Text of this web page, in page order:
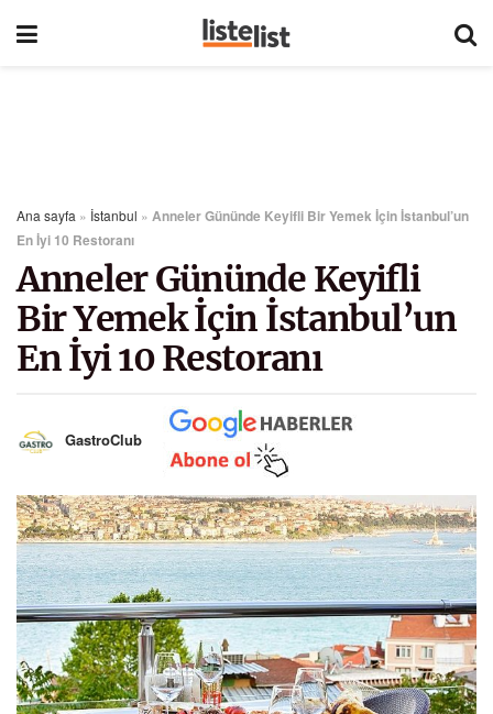
Ana sayfa » İstanbul » Anneler Gününde Keyifli Bir Yemek İçin İstanbul’un
En İyi 10 Restoranı
Anneler Gününde Keyifli
Bir Yemek İçin İstanbul’un
En İyi 10 Restoranı
GastroClub